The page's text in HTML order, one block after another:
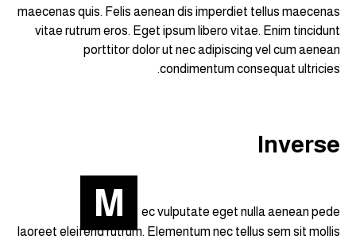
maecenas quis. Felis aenean dis imperdiet tellus maecenas
vitae rutrum eros. Eget ipsum libero vitae. Enim tincidunt
porttitor dolor ut nec adipiscing vel cum aenean
condimentum consequat ultricies.
Inverse
M
ec vulputate eget nulla aenean pede
laoreet eleifend rutrum. Elementum nec tellus sem sit mollis